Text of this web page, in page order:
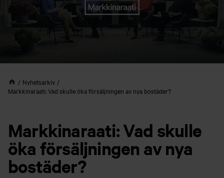
Nyhetsarkiv
Markkinaraati: Vad skulle öka försäljningen av nya bostäder?
Markkinaraati: Vad skulle
öka försäljningen av nya
bostäder?